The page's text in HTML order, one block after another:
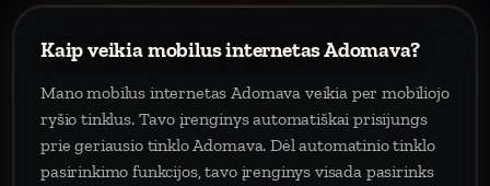
Kaip veikia mobilus internetas Adomava?
Mano mobilus internetas Adomava veikia per mobiliojo
ryšio tinklus. Tavo įrenginys automatiškai prisijungs
prie geriausio tinklo Adomava. Dėl automatinio tinklo
pasirinkimo funkcijos, tavo įrenginys visada pasirinks